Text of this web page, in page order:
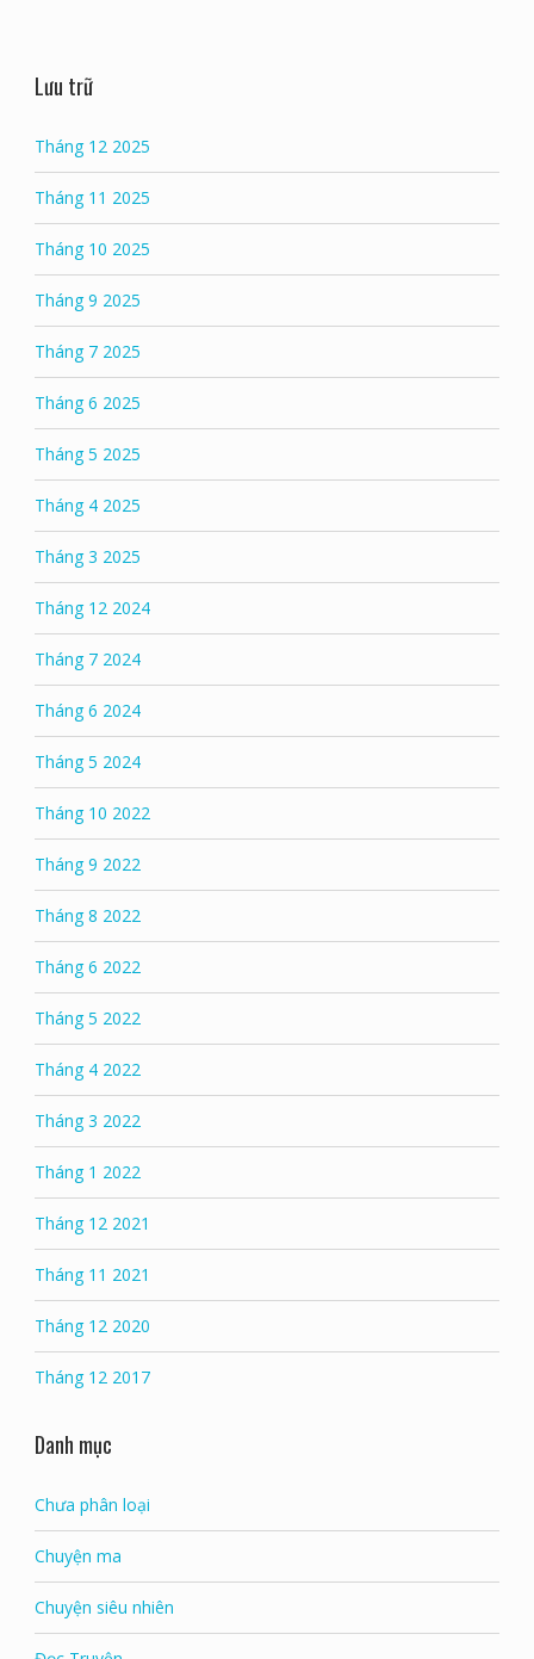
Lưu trữ
Tháng 12 2025
Tháng 11 2025
Tháng 10 2025
Tháng 9 2025
Tháng 7 2025
Tháng 6 2025
Tháng 5 2025
Tháng 4 2025
Tháng 3 2025
Tháng 12 2024
Tháng 7 2024
Tháng 6 2024
Tháng 5 2024
Tháng 10 2022
Tháng 9 2022
Tháng 8 2022
Tháng 6 2022
Tháng 5 2022
Tháng 4 2022
Tháng 3 2022
Tháng 1 2022
Tháng 12 2021
Tháng 11 2021
Tháng 12 2020
Tháng 12 2017
Danh mục
Chưa phân loại
Chuyện ma
Chuyện siêu nhiên